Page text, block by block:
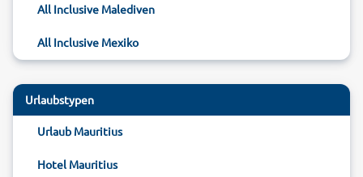
All Inclusive Malediven
All Inclusive Mexiko
Urlaubstypen
Urlaub Mauritius
Hotel Mauritius